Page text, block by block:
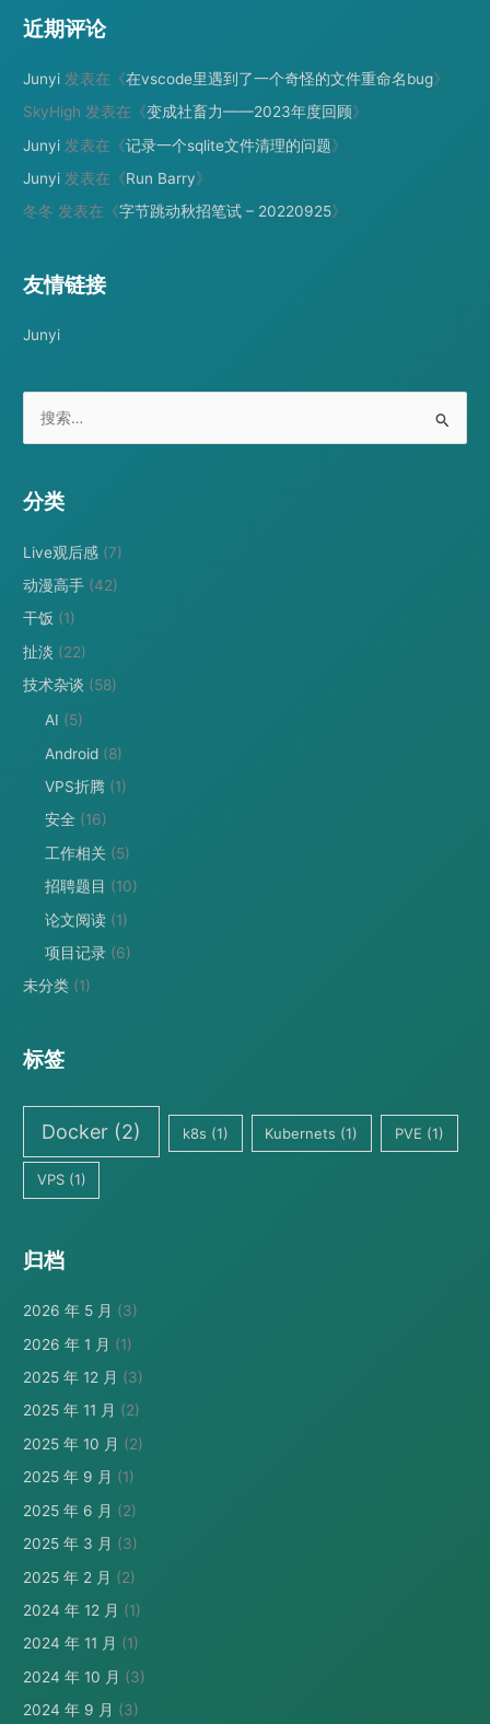
近期评论
Junyi 发表在《在vscode里遇到了一个奇怪的文件重命名bug》
SkyHigh 发表在《变成社畜力——2023年度回顾》
Junyi 发表在《记录一个sqlite文件清理的问题》
Junyi 发表在《Run Barry》
冬冬 发表在《字节跳动秋招笔试 – 20220925》
友情链接
Junyi
分类
Live观后感 (7)
动漫高手 (42)
干饭 (1)
扯淡 (22)
技术杂谈 (58)
AI (5)
Android (8)
VPS折腾 (1)
安全 (16)
工作相关 (5)
招聘题目 (10)
论文阅读 (1)
项目记录 (6)
未分类 (1)
标签
Docker (2) k8s (1) Kubernets (1) PVE (1)
VPS(1)
归档
2026 年 5 月 (3)
2026 年 1 月 (1)
2025 年 12 月 (3)
2025 年 11 月 (2)
2025 年 10 月 (2)
2025 年 9 月 (1)
2025 年 6 月 (2)
2025 年 3 月 (3)
2025 年 2 月 (2)
2024 年 12 月 (1)
2024 年 11 月 (1)
2024 年 10 月 (3)
2024 年 9 月 (3)